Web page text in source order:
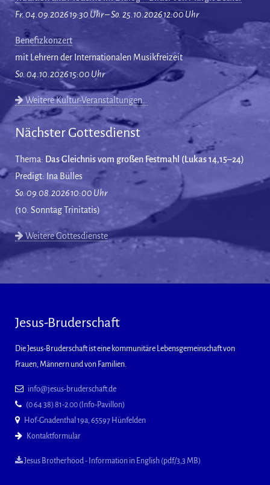
Fr. 04.09.2026 19:30 Uhr – So. 25.10.2026 12:00 Uhr
Benefizkonzert
mit Lehrern der Internationalen Musikfreizeit
So. 04.10.2026 15:00 Uhr
Weitere Kultur-Veranstaltungen…
Nächster Gottesdienst
Thema: Das Gleichnis vom großen Festmahl (Lukas 14,15–24)
Predigt: Ina Bülles
So. 09.08.2026 10:00 Uhr
(10. Sonntag Trinitatis)
Weitere Gottesdienste
Jesus-Bruderschaft
Die Jesus-Bruderschaft ist eine kommunitäre Lebensgemeinschaft von
Frauen, Männern und von Familien.
info@jesus-bruderschaft.de
(0 64 38) 81-2 00 (Info-Pavillon)
Hof-Gnadenthal 19a, 65597 Hünfelden
Kontaktformular
Jesus Brotherhood - Information in English (pdf/3,3 MB)